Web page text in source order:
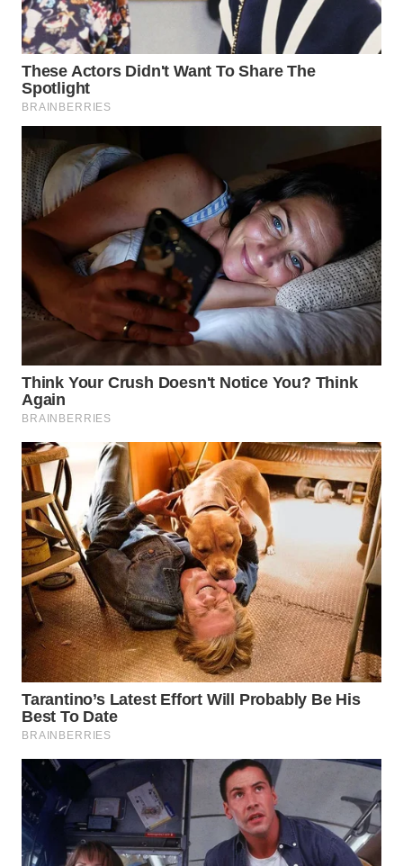
WAHANA
NEWS
WAHANA
TANI
WAHANA
ADVOKAT
WAHANA
INFRASTRUKTUR
WAHANA
KONSUMEN
WAHANA
LISTRIK
TRAVEL
WAHANA
TV
WAHANANEWS
ID
WAHANANEWS
CO ID
WAHANANEWS
NET
WAHANA
WAHANA
UMKM